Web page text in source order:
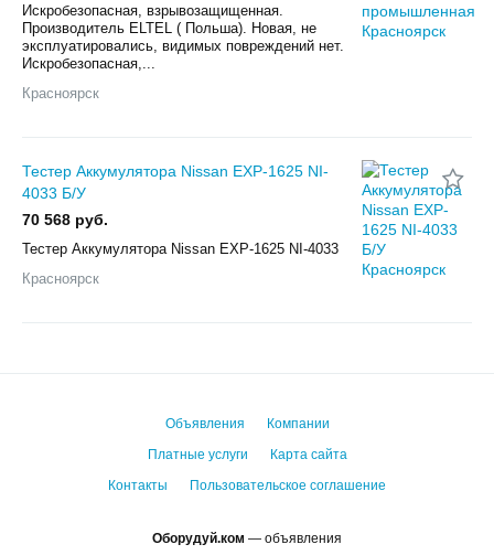
Искробезопасная, взрывозащищенная.
Производитель ELTEL ( Польша). Новая, не
эксплуатировались, видимых повреждений нет.
Искробезопасная,...
Красноярск
Тестер Аккумулятора Nissan EXP-1625 NI-
4033 Б/У
70 568 руб.
Тестер Аккумулятора Nissan EXP-1625 NI-4033
Красноярск
Оборудуй.ком — объявления
Объявления
Компании
Платные услуги
Карта сайта
Контакты
Пользовательское соглашение